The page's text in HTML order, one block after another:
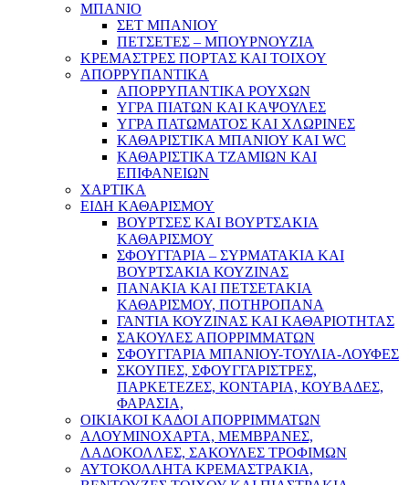
ΜΠΑΝΙΟ
ΣΕΤ ΜΠΑΝΙΟΥ
ΠΕΤΣΕΤΕΣ – ΜΠΟΥΡΝΟΥΖΙΑ
ΚΡΕΜΑΣΤΡΕΣ ΠΟΡΤΑΣ ΚΑΙ ΤΟΙΧΟΥ
ΑΠΟΡΡΥΠΑΝΤΙΚΑ
ΑΠΟΡΡΥΠΑΝΤΙΚΑ ΡΟΥΧΩΝ
ΥΓΡΑ ΠΙΑΤΩΝ ΚΑΙ ΚΑΨΟΥΛΕΣ
ΥΓΡΑ ΠΑΤΩΜΑΤΟΣ ΚΑΙ ΧΛΩΡΙΝΕΣ
ΚΑΘΑΡΙΣΤΙΚΑ ΜΠΑΝΙΟΥ ΚΑΙ WC
ΚΑΘΑΡΙΣΤΙΚΑ ΤΖΑΜΙΩΝ ΚΑΙ
ΕΠΙΦΑΝΕΙΩΝ
ΧΑΡΤΙΚΑ
ΕΙΔΗ ΚΑΘΑΡΙΣΜΟΥ
ΒΟΥΡΤΣΕΣ ΚΑΙ ΒΟΥΡΤΣΑΚΙΑ
ΚΑΘΑΡΙΣΜΟΥ
ΣΦΟΥΓΓΑΡΙΑ – ΣΥΡΜΑΤΑΚΙΑ ΚΑΙ
ΒΟΥΡΤΣΑΚΙΑ ΚΟΥΖΙΝΑΣ
ΠΑΝΑΚΙΑ ΚΑΙ ΠΕΤΣΕΤΑΚΙΑ
ΚΑΘΑΡΙΣΜΟΥ, ΠΟΤΗΡΟΠΑΝΑ
ΓΑΝΤΙΑ ΚΟΥΖΙΝΑΣ ΚΑΙ ΚΑΘΑΡΙΟΤΗΤΑΣ
ΣΑΚΟΥΛΕΣ ΑΠΟΡΡΙΜΜΑΤΩΝ
ΣΦΟΥΓΓΑΡΙΑ ΜΠΑΝΙΟΥ-ΤΟΥΛΙΑ-ΛΟΥΦΕΣ
ΣΚΟΥΠΕΣ, ΣΦΟΥΓΓΑΡΙΣΤΡΕΣ,
ΠΑΡΚΕΤΕΖΕΣ, ΚΟΝΤΑΡΙΑ, ΚΟΥΒΑΔΕΣ,
ΦΑΡΑΣΙΑ,
ΟΙΚΙΑΚΟΙ ΚΑΔΟΙ ΑΠΟΡΡΙΜΜΑΤΩΝ
ΑΛΟΥΜΙΝΟΧΑΡΤΑ, ΜΕΜΒΡΑΝΕΣ,
ΛΑΔΟΚΟΛΛΕΣ, ΣΑΚΟΥΛΕΣ ΤΡΟΦΙΜΩΝ
ΑΥΤΟΚΟΛΛΗΤΑ ΚΡΕΜΑΣΤΡΑΚΙΑ,